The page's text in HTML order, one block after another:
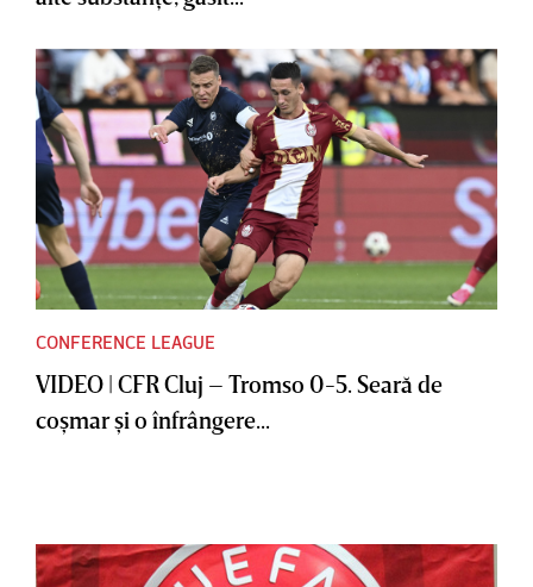
CONFERENCE LEAGUE
VIDEO | CFR Cluj – Tromso 0-5. Seară de
coşmar şi o înfrângere...